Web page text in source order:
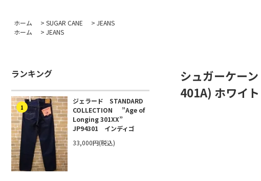
ホーム > SUGAR CANE > JEANS
ホーム
> JEANS
ランキング
1
ジェラード STANDARD
COLLECTION ”Age of
Longing 301XX”
JP94301 インディゴ
33,000円(税込)
シュガーケー
401A) ホワイト